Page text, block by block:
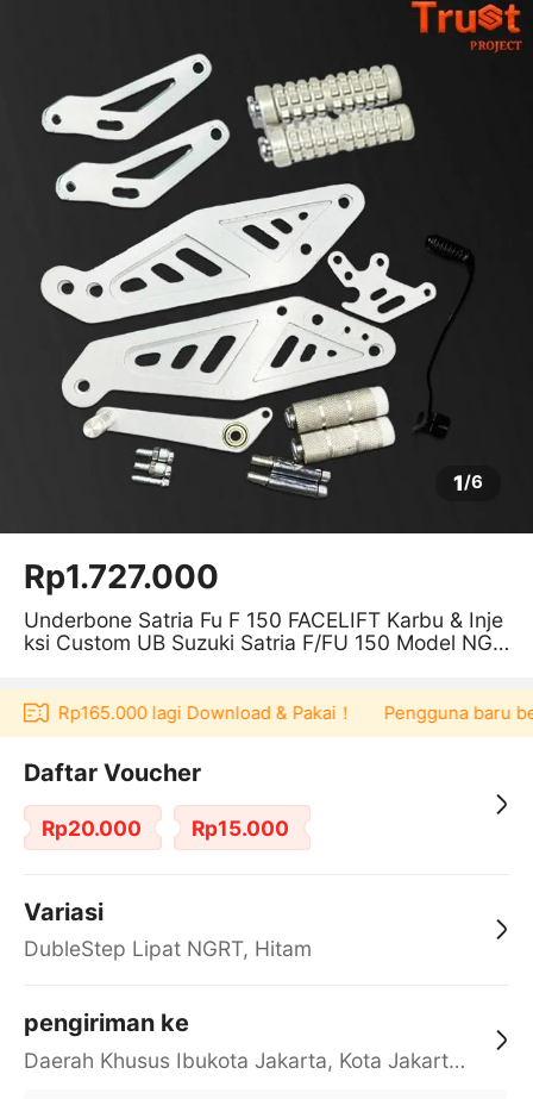
1/6
Rp1.727.000
Underbone Satria Fu F 150 FACELIFT Karbu & Inje
ksi Custom UB Suzuki Satria F/FU 150 Model NGR
Rp165.000 lagi Download & Pakai！ Pengguna baru
Daftar Voucher
Rp20.000 Rp15.000
Variasi
DubleStep Lipat NGRT, Hitam
pengiriman ke
Daerah Khusus Ibukota Jakarta, Kota Jakarta Barat, Cengkareng, yy